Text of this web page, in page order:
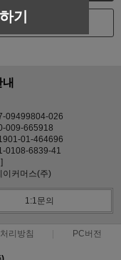
09499804-026
009-665918
01-464696
0108-6839-41
이커머스(주)
1:1문의
리방침 PC버전
기